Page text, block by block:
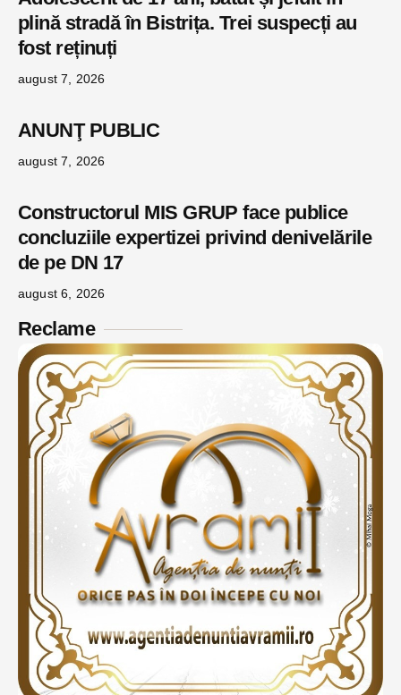
plină stradă în Bistrița. Trei suspecți au
fost reținuți
august 7, 2026
ANUNŢ PUBLIC
august 7, 2026
Constructorul MIS GRUP face publice
concluziile expertizei privind denivelările
de pe DN 17
august 6, 2026
Reclame